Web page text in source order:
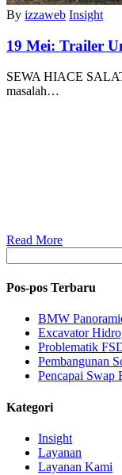
By izzaweb Insight
19 Mei: Trailer
SEWA HIACE
masalah…
Read More
Pos-pos Terbaru
BMW
Excavator
Problematik
Pembangunan
Pencapai Swap
Kategori
Insight
Layanan
Layanan Kami